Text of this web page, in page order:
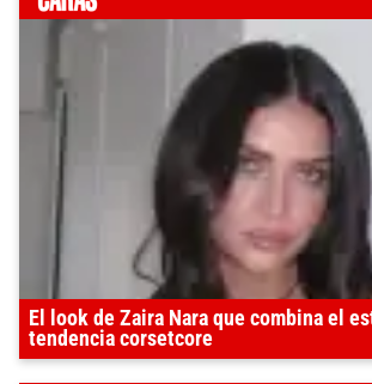
El look de Zaira Nara que combina el
tendencia corsetcore